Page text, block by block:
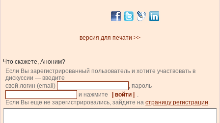
версия для печати >>
Что скажете, Аноним?
Если Вы зарегистрированный пользователь и хотите участвовать в
дискуссии — введите
свой логин (email)
, пароль
и нажмите
| войти |
.
Если Вы еще не зарегистрировались, зайдите на страницу регистрации.